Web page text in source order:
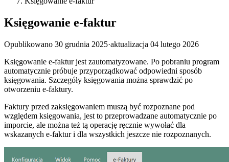
Księgowanie e-faktur
Opublikowano 30 grudnia 2025·aktualizacja 04 lutego 2026
Księgowanie e-faktur jest zautomatyzowane. Po pobraniu program
automatycznie próbuje przyporządkować odpowiedni sposób
księgowania. Szczegóły księgowania można sprawdzić po
otworzeniu e-faktury.
Faktury przed zaksięgowaniem muszą być rozpoznane pod
względem księgowania, jest to przeprowadzane automatycznie po
imporcie, ale można też tą operację ręcznie wywołać dla
wskazanych e-faktur i dla wszystkich jeszcze nie rozpoznanych.